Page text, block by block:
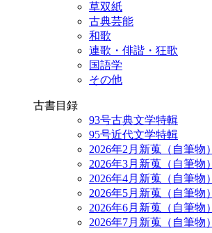
草双紙
古典芸能
和歌
連歌・俳諧・狂歌
国語学
その他
古書目録
93号古典文学特輯
95号近代文学特輯
2026年2月新蒐（自筆物）
2026年3月新蒐（自筆物）
2026年4月新蒐（自筆物）
2026年5月新蒐（自筆物）
2026年6月新蒐（自筆物）
2026年7月新蒐（自筆物）